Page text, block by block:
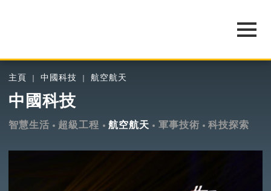
主頁 中國科技 航空航天
中國科技
智慧生活 超級工程 航空航天 軍事技術 科技探索